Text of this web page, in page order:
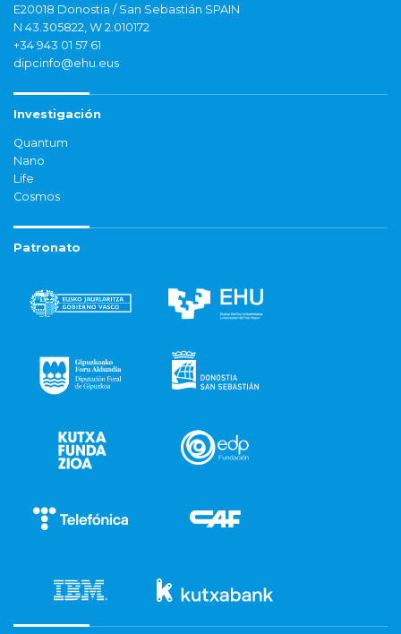
E20018 Donostia / San Sebastián SPAIN
N 43.305822, W 2.010172
+34 943 01 57 61
dipcinfo@ehu.eus
Investigación
Quantum
Nano
Life
Cosmos
Patronato